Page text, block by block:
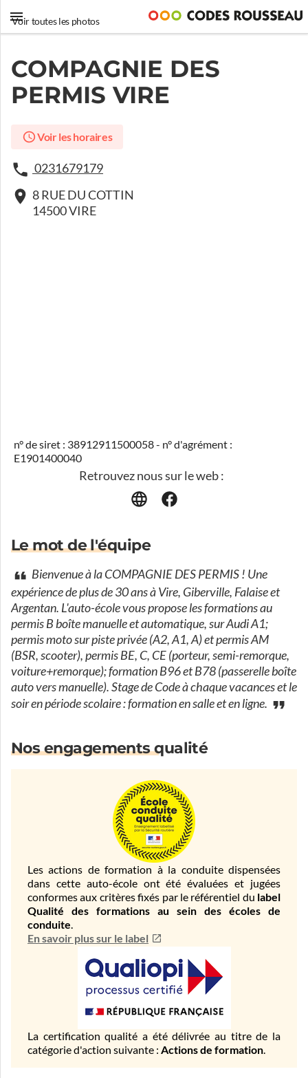
Voir toutes les photos
COMPAGNIE DES
PERMIS VIRE
Voir les horaires
0231679179
8 RUE DU COTTIN
14500 VIRE
n° de siret : 38912911500058 - n° d'agrément :
E1901400040
Retrouvez nous sur le web :
Le mot de l'équipe
Bienvenue à la COMPAGNIE DES PERMIS ! Une
expérience de plus de 30 ans à Vire, Giberville, Falaise et
Argentan. L'auto-école vous propose les formations au
permis B boîte manuelle et automatique, sur Audi A1;
permis moto sur piste privée (A2, A1, A) et permis AM
(BSR, scooter), permis BE, C, CE (porteur, semi-remorque,
voiture+remorque); formation B96 et B78 (passerelle boîte
auto vers manuelle). Stage de Code à chaque vacances et le
soir en période scolaire : formation en salle et en ligne.
Nos engagements qualité
Les actions de formation à la conduite dispensées
dans cette auto-école ont été évaluées et jugées
conformes aux critères fixés par le référentiel du label
Qualité des formations au sein des écoles de
conduite.
En savoir plus sur le label
La certification qualité a été délivrée au titre de la
catégorie d'action suivante : Actions de formation.